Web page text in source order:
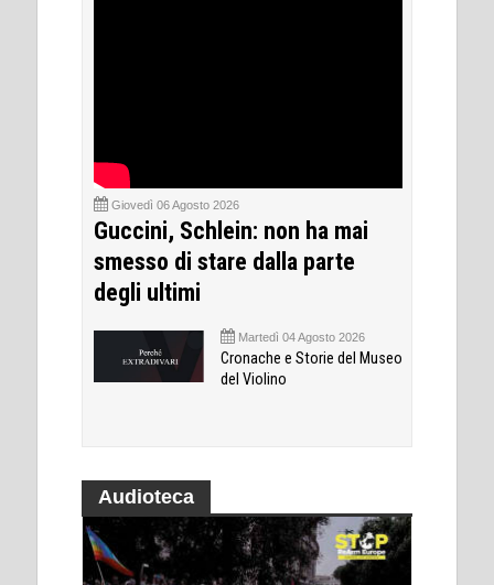
Giovedì 06 Agosto 2026
Guccini, Schlein: non ha mai
smesso di stare dalla parte
degli ultimi
Martedì 04 Agosto 2026
Cronache e Storie del Museo
del Violino
Audioteca